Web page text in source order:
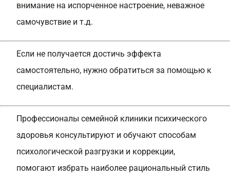
внимание на испорченное настроение, неважное
самочувствие и т.д.
Если не получается достичь эффекта
самостоятельно, нужно обратиться за помощью к
специалистам.
Профессионалы семейной клиники психического
здоровья консультируют и обучают способам
психологической разгрузки и коррекции,
помогают избрать наиболее рациональный стиль